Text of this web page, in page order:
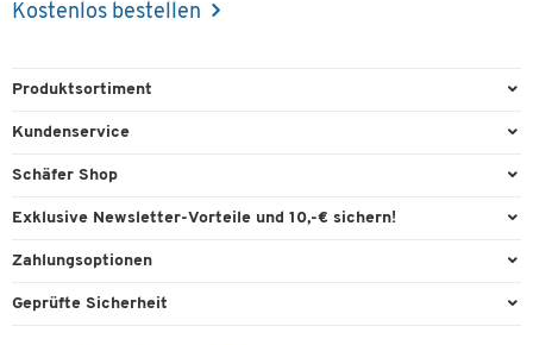
Kostenlos bestellen
Produktsortiment
Büroausstattung
Reinigung & Hygiene
Technik
Kundenservice
Direktbestellung
Kontaktformulare
Lieferinformationen
Schäfer Shop
Services & Leistungen
Workplace Solutions
Exklusive Newsletter-Vorteile und 10,-€ sichern!
Willkommensgutschein
Zahlungsoptionen
Paypal
Geprüfte Sicherheit